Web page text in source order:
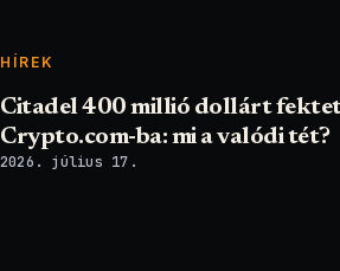
HÍREK
Citadel 400 millió dollárt
Crypto.com-ba: mi a valódi tét?
2026. július 17.